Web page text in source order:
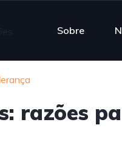
Sobre
razões